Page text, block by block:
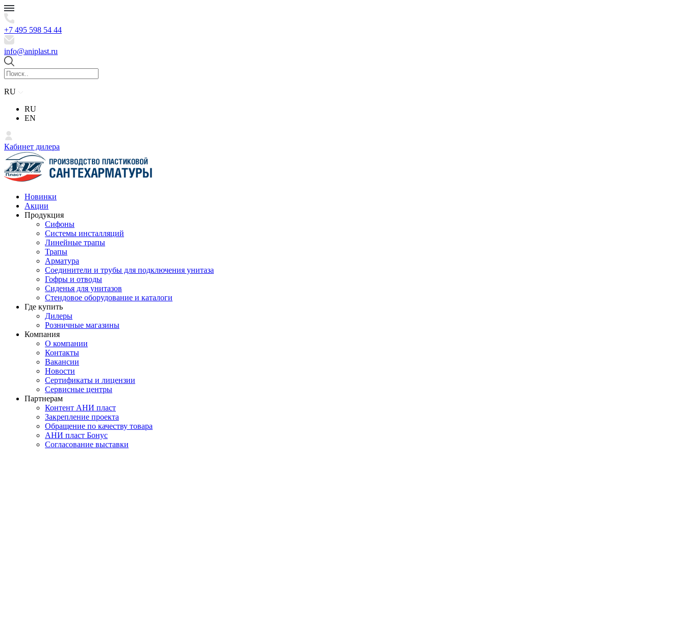
+7 495 598 54 44
info@aniplast.ru
RU
RU
EN
Кабинет дилера
Новинки
Акции
Продукция
Сифоны
Системы инсталляций
Линейные трапы
Трапы
Арматура
Соединители и трубы для подключения унитаза
Гофры и отводы
Сиденья для унитазов
Стендовое оборудование и каталоги
Где купить
Дилеры
Розничные магазины
Компания
О компании
Контакты
Вакансии
Новости
Сертификаты и лицензии
Сервисные центры
Партнерам
Контент АНИ пласт
Закрепление проекта
Обращение по качеству товара
АНИ пласт Бонус
Согласование выставки